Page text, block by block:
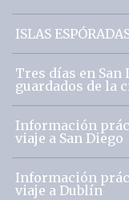
ISLAS
Tres días en San
guardados de la
Información
viaje a San Diego
Información
viaje a Dublín